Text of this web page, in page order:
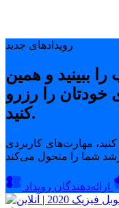
رویدادهای جدید
ببینید و همین
خودتان را رزرو
کنید.
مهارت‌های کاربردی
ارائه‌دهندگان رویداد